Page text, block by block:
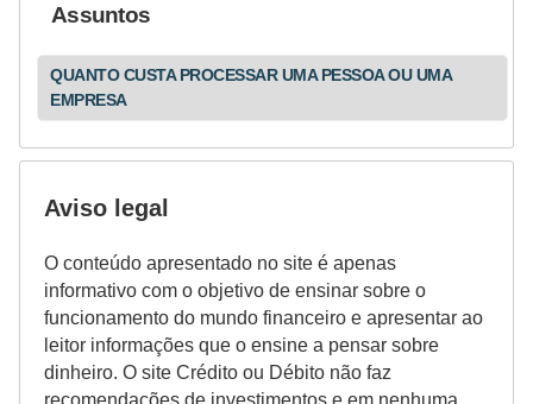
Assuntos
QUANTO CUSTA PROCESSAR UMA PESSOA OU UMA
EMPRESA
Aviso legal
O conteúdo apresentado no site é apenas
informativo com o objetivo de ensinar sobre o
funcionamento do mundo financeiro e apresentar ao
leitor informações que o ensine a pensar sobre
dinheiro. O site Crédito ou Débito não faz
recomendações de investimentos e em nenhuma
a
s
d
e
r
e
o
m
p
e